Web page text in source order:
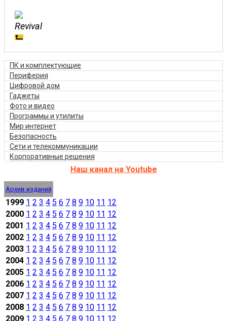
Revival
ПК и комплектующие
Периферия
Цифровой дом
Гаджеты
Фото и видео
Программы и утилиты
Мир интернет
Безопасность
Сети и телекоммуникации
Корпоративные решения
Наш канал на Youtube
Архив изданий
1999 1 2 3 4 5 6 7 8 9 10 11 12
2000 1 2 3 4 5 6 7 8 9 10 11 12
2001 1 2 3 4 5 6 7 8 9 10 11 12
2002 1 2 3 4 5 6 7 8 9 10 11 12
2003 1 2 3 4 5 6 7 8 9 10 11 12
2004 1 2 3 4 5 6 7 8 9 10 11 12
2005 1 2 3 4 5 6 7 8 9 10 11 12
2006 1 2 3 4 5 6 7 8 9 10 11 12
2007 1 2 3 4 5 6 7 8 9 10 11 12
2008 1 2 3 4 5 6 7 8 9 10 11 12
2009 1 2 3 4 5 6 7 8 9 10 11 12